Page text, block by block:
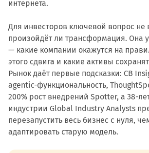
интернета.
Для инвесторов ключевой вопрос не
произойдёт ли трансформация. Она
— какие компании окажутся на
этого сдвига и какие активы
Рынок даёт первые подсказки: CB
agentic-функциональность,
200% рост внедрений Spotter, а 38-
индустрии Global Industry Analysts
перезапустить весь бизнес с нуля,
адаптировать старую модель.